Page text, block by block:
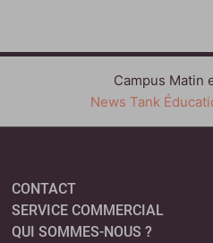
Campus Matin
News Tank
CONTACT
SERVICE COMMERCIAL
QUI SOMMES-NOUS ?